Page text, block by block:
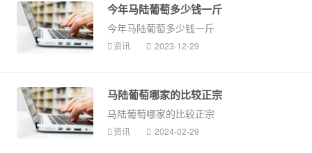
今年马陆葡萄多少钱一斤
今年马陆葡萄多少钱一斤
资讯 2023-12-29
马陆葡萄哪家的比较正宗
马陆葡萄哪家的比较正宗
资讯 2024-02-29